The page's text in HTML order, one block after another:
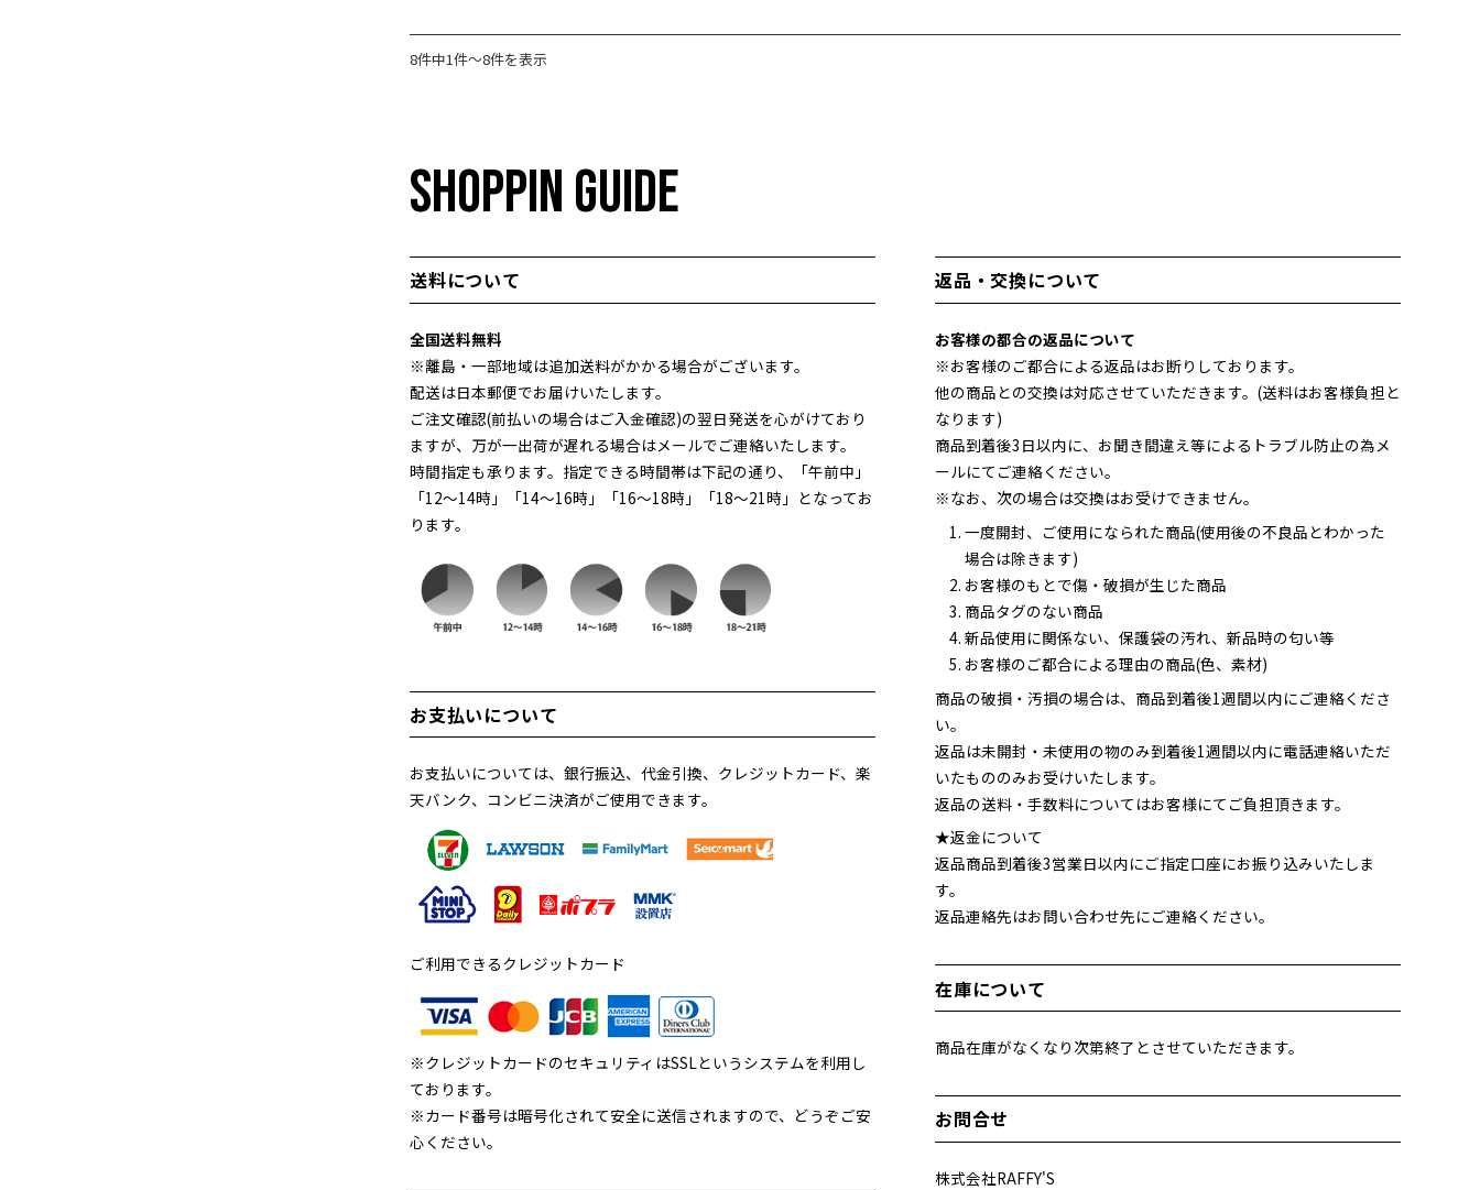
8件中1件～8件を表示
SHOPPIN GUIDE
送料について
全国送料無料
※離島・一部地域は追加送料がかかる場合がございます。
配送は日本郵便でお届けいたします。
ご注文確認(前払いの場合はご入金確認)の翌日発送を心がけており
ますが、万が一出荷が遅れる場合はメールでご連絡いたします。
時間指定も承ります。指定できる時間帯は下記の通り、「午前中」
「12～14時」「14～16時」「16～18時」「18～21時」となってお
ります。
お支払いについて
お支払いについては、銀行振込、代金引換、クレジットカード、楽
天バンク、コンビニ決済がご使用できます。
ご利用できるクレジットカード
※クレジットカードのセキュリティはSSLというシステムを利用し
ております。
※カード番号は暗号化されて安全に送信されますので、どうぞご安
心ください。
返品・交換について
お客様の都合の返品について
※お客様のご都合による返品はお断りしております。
他の商品との交換は対応させていただきます。(送料はお客様負担と
なります)
商品到着後3日以内に、お聞き間違え等によるトラブル防止の為メ
ールにてご連絡ください。
※なお、次の場合は交換はお受けできません。
一度開封、ご使用になられた商品(使用後の不良品とわかった
場合は除きます)
お客様のもとで傷・破損が生じた商品
商品タグのない商品
新品使用に関係ない、保護袋の汚れ、新品時の匂い等
お客様のご都合による理由の商品(色、素材)
商品の破損・汚損の場合は、商品到着後1週間以内にご連絡くださ
い。
返品は未開封・未使用の物のみ到着後1週間以内に電話連絡いただ
いたもののみお受けいたします。
返品の送料・手数料についてはお客様にてご負担頂きます。
★返金について
返品商品到着後3営業日以内にご指定口座にお振り込みいたしま
す。
返品連絡先はお問い合わせ先にご連絡ください。
在庫について
商品在庫がなくなり次第終了とさせていただきます。
お問合せ
株式会社RAFFY'S